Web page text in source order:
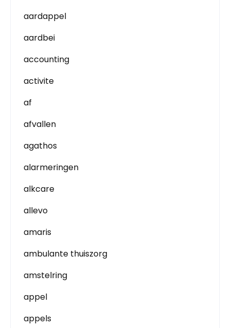
aardappel
aardbei
accounting
activite
af
afvallen
agathos
alarmeringen
alkcare
allevo
amaris
ambulante thuiszorg
amstelring
appel
appels